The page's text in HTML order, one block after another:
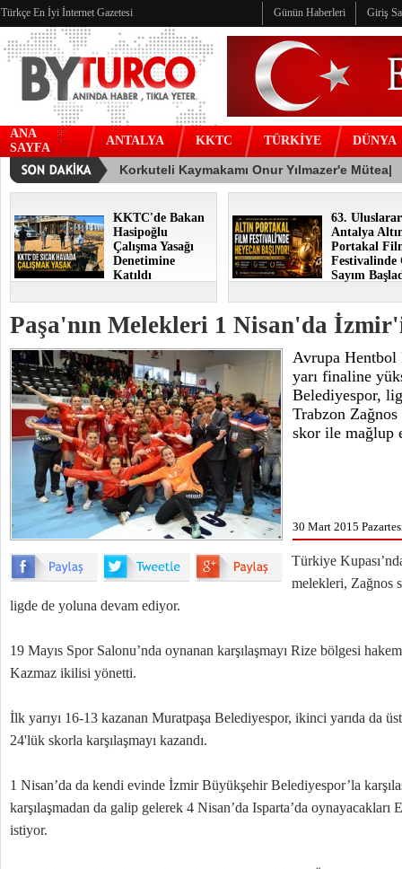
Türkçe En İyi İnternet Gazetesi Günün Haberleri Giriş
ANA
SAYFA
ANTALYA KKTC TÜRKİYE DÜNYA
KKTC'de Bakan
Hasipoğlu
Çalışma Yasağı
Denetimine
Katıldı
63.
Antalya
Portakal
Festivalinde
Sayım
Paşa'nın Melekleri 1 Nisan'da
Avrupa Hentbol
yarı finaline
Belediyespor,
Trabzon
skor ile mağlup
30 Mart 2015
Türkiye
melekleri, Zağnos
ligde de yoluna devam ediyor.
19 Mayıs Spor Salonu’nda oynanan karşılaşmayı Rize bölgesi
Kazmaz ikilisi yönetti.
İlk yarıyı 16-13 kazanan Muratpaşa Belediyespor, ikinci yarıda da
24'lük skorla karşılaşmayı kazandı.
1 Nisan’da da kendi evinde İzmir Büyükşehir Belediyespor’la
karşılaşmadan da galip gelerek 4 Nisan’da Isparta’da oynayacakları
istiyor.